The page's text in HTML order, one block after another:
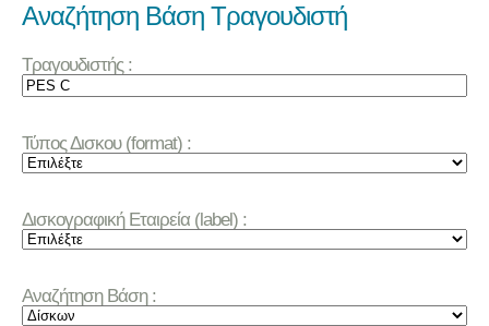
Αναζήτηση Βάση Τραγουδιστή
Τραγουδιστής :
Τύπος Δισκου (format) :
Δισκογραφική Εταιρεία (label) :
Αναζήτηση Βάση :